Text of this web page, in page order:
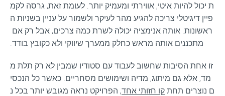
ת יכול להיות איטי, אווירתי ומעמיק יותר. לעומת זאת, גרסה לקמ
פיין דיגיטלי צריכה להגיע מהר לעיקר ולשמור על עניין בשניות ה
מתכננים אותה מראש כחלק ממערך שיווקי ולא כקובץ בודד.
זו אחת הסיבות שחשוב לעבוד עם סטודיו שמבין לא רק תלת מ
מד, אלא גם מיתוג, מדיה ושימושים מסחריים. כאשר כל הנכסי
ם נוצרים תחת קו חזותי אחד, הפרויקט נראה מגובש יותר בכל נ